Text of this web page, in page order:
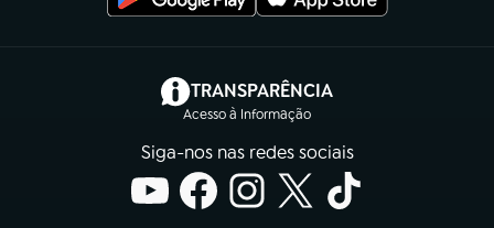
TRANSPARÊNCIA
Acesso à Informação
(abre em nova aba)
Siga-nos nas redes sociais